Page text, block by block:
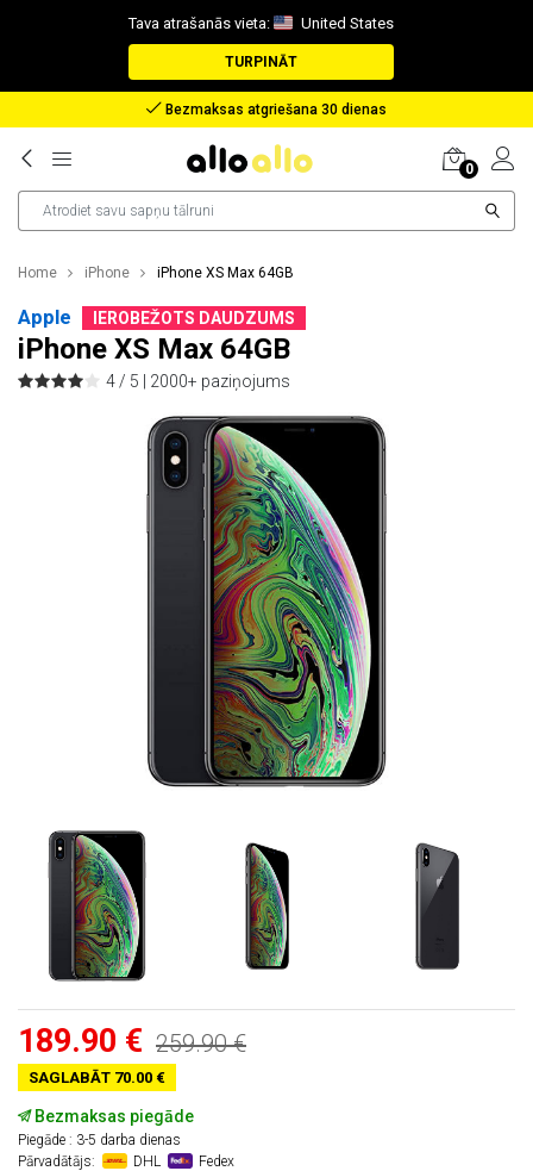
Tava atrašanās vieta: United States
TURPINĀT
Bezmaksas atgriešana 30 dienas
0
Home iPhone iPhone XS Max 64GB
Apple IEROBEŽOTS DAUDZUMS
iPhone XS Max 64GB
4 / 5 | 2000+ paziņojums
189.90 € 259.90 €
SAGLABĀT 70.00 €
Bezmaksas piegāde
Piegāde : 3-5 darba dienas
Pārvadātājs:
DHL Fedex